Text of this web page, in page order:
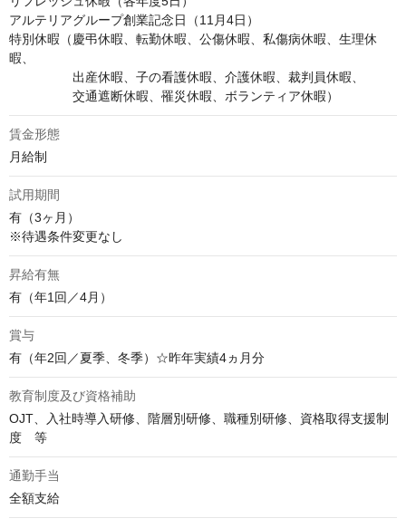
アルテリアグループ創業記念日（11月4日）
特別休暇（慶弔休暇、転勤休暇、公傷休暇、私傷病休暇、生理休
暇、
出産休暇、子の看護休暇、介護休暇、裁判員休暇、
交通遮断休暇、罹災休暇、ボランティア休暇）
賃金形態
月給制
試用期間
有（3ヶ月）
※待遇条件変更なし
昇給有無
有（年1回／4月）
賞与
有（年2回／夏季、冬季）☆昨年実績4ヵ月分
教育制度及び資格補助
OJT、入社時導入研修、階層別研修、職種別研修、資格取得支援制
度　等
通勤手当
全額支給